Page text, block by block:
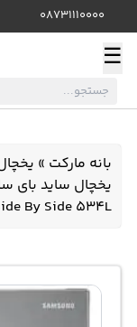
08731110000
☰
بانه مارکت »
By Side 534L